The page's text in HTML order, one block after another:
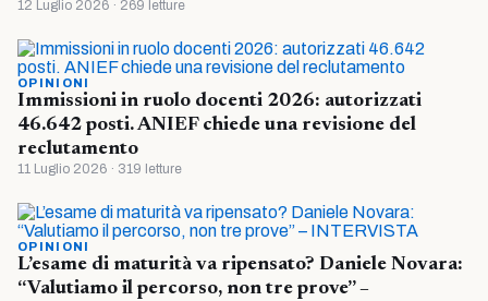
12 Luglio 2026 · 269 letture
OPINIONI
Immissioni in ruolo docenti 2026: autorizzati
46.642 posti. ANIEF chiede una revisione del
reclutamento
11 Luglio 2026 · 319 letture
OPINIONI
L’esame di maturità va ripensato? Daniele Novara:
“Valutiamo il percorso, non tre prove” –